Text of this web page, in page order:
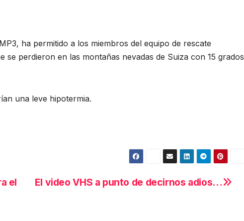
ha permitido a los miembros del equipo de rescate
se perdieron en las montañas nevadas de Suiza con 15 grados
una leve hipotermia.
El video VHS a punto de decirnos adios…
el